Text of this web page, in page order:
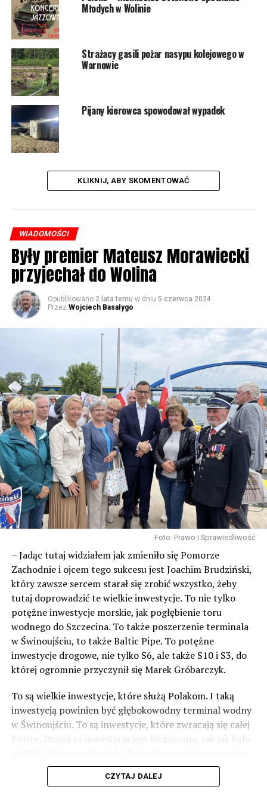
Młodych w Wolinie
Strażacy gasili pożar nasypu kolejowego w
Warnowie
Pijany kierowca spowodował wypadek
KLIKNIJ, ABY SKOMENTOWAĆ
WIADOMOŚCI
Były premier Mateusz Morawiecki
przyjechał do Wolina
Opublikowano 2 lata temu w dniu 5 czerwca 2024
Przez Wojciech Basałygo
Foto: Prawo i Sprawiedliwość
– Jadąc tutaj widziałem jak zmieniło się Pomorze
Zachodnie i ojcem tego sukcesu jest Joachim Brudziński,
który zawsze sercem starał się zrobić wszystko, żeby
tutaj doprowadzić te wielkie inwestycje. To nie tylko
potężne inwestycje morskie, jak pogłębienie toru
wodnego do Szczecina. To także poszerzenie terminala
w Świnoujściu, to także Baltic Pipe. To potężne
inwestycje drogowe, nie tylko S6, ale także S10 i S3, do
której ogromnie przyczynił się Marek Gróbarczyk.
To są wielkie inwestycje, które służą Polakom. I taką
inwestycją powinien być głębokowodny terminal wodny
w Świnoujściu. To są inwestycje, które zwracają się całej
Polsce. Dzisiaj ta inwestycja jest blokowana, tak jak było
odblokowania CPK.
CZYTAJ DALEJ